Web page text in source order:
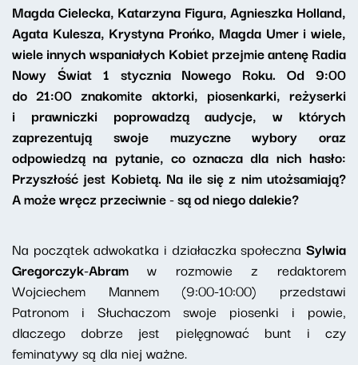
Magda Cielecka, Katarzyna Figura, Agnieszka Holland,
Agata Kulesza, Krystyna Prońko, Magda Umer i wiele,
wiele innych wspaniałych Kobiet przejmie antenę Radia
Nowy Świat 1 stycznia Nowego Roku. Od 9:00
do 21:00 znakomite aktorki, piosenkarki, reżyserki
i prawniczki poprowadzą audycje, w których
zaprezentują swoje muzyczne wybory oraz
odpowiedzą na pytanie, co oznacza dla nich hasło:
Przyszłość jest Kobietą. Na ile się z nim utożsamiają?
A może wręcz przeciwnie - są od niego dalekie?
Na początek adwokatka i działaczka społeczna Sylwia
Gregorczyk-Abram w rozmowie z redaktorem
Wojciechem Mannem (9:00-10:00) przedstawi
Patronom i Słuchaczom swoje piosenki i powie,
dlaczego dobrze jest pielęgnować bunt i czy
feminatywy są dla niej ważne.